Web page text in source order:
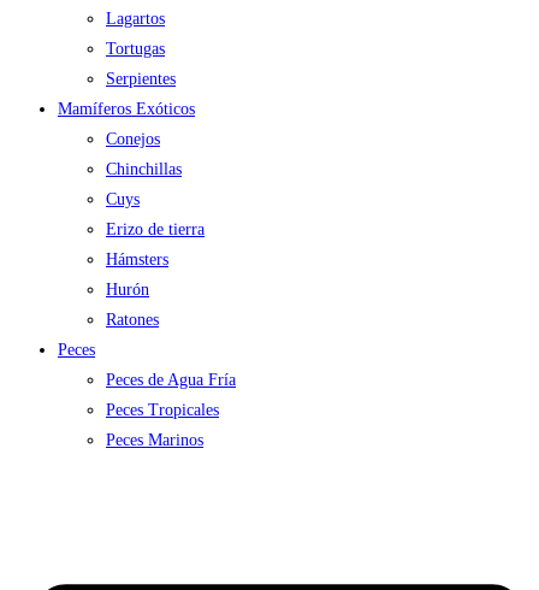
Lagartos
Tortugas
Serpientes
Mamíferos Exóticos
Conejos
Chinchillas
Cuys
Erizo de tierra
Hámsters
Hurón
Ratones
Peces
Peces de Agua Fría
Peces Tropicales
Peces Marinos